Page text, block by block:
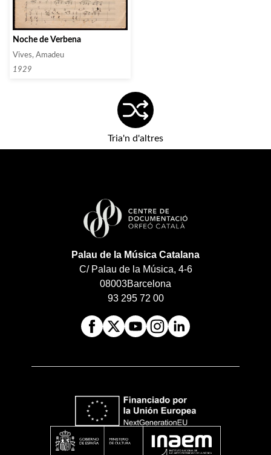
Noche de Verbena
Vives, Amadeu
1929
Tria'n d'altres
Palau de la Música Catalana
C/ Palau de la Música, 4-6
08003Barcelona
93 295 72 00